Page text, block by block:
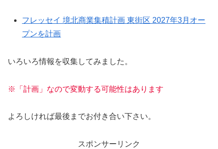
フレッセイ 境北商業集積計画 東街区 2027年3月オー
プンを計画
いろいろ情報を収集してみました。
※「計画」なので変動する可能性はあります
よろしければ最後までお付き合い下さい。
スポンサーリンク